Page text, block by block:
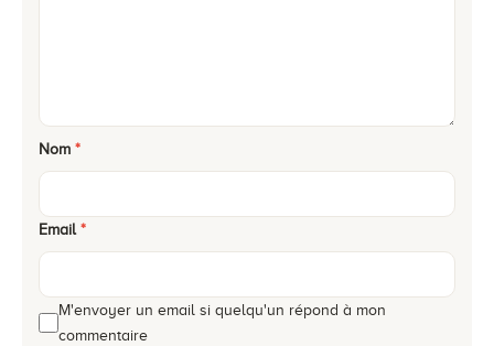
Nom *
Email *
M'envoyer un email si quelqu'un répond à mon
commentaire